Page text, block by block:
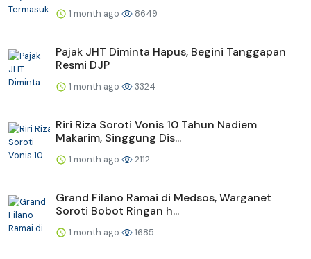
1 month ago 8649
Pajak JHT Diminta Hapus, Begini Tanggapan
Resmi DJP
1 month ago 3324
Riri Riza Soroti Vonis 10 Tahun Nadiem
Makarim, Singgung Dis...
1 month ago 2112
Grand Filano Ramai di Medsos, Warganet
Soroti Bobot Ringan h...
1 month ago 1685